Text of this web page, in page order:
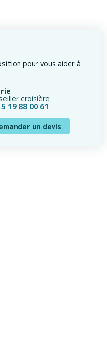
pour vous aider à
croisière
19 88 00 61
un devis